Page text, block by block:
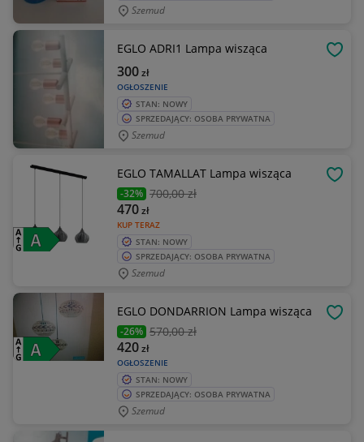
Szemud
EGLO ADRI1 Lampa wisząca
OGŁOSZENIE
300zł
STAN: NOWY
SPRZEDAJĄCY: OSOBA PRYWATNA
Szemud
EGLO TAMALLAT Lampa wisząca
-32% 700,00 zł
KUP TERAZ
470zł
STAN: NOWY
SPRZEDAJĄCY: OSOBA PRYWATNA
Szemud
EGLO DONDARRION Lampa wisząca
-26% 570,00 zł
OGŁOSZENIE
420zł
STAN: NOWY
SPRZEDAJĄCY: OSOBA PRYWATNA
Szemud